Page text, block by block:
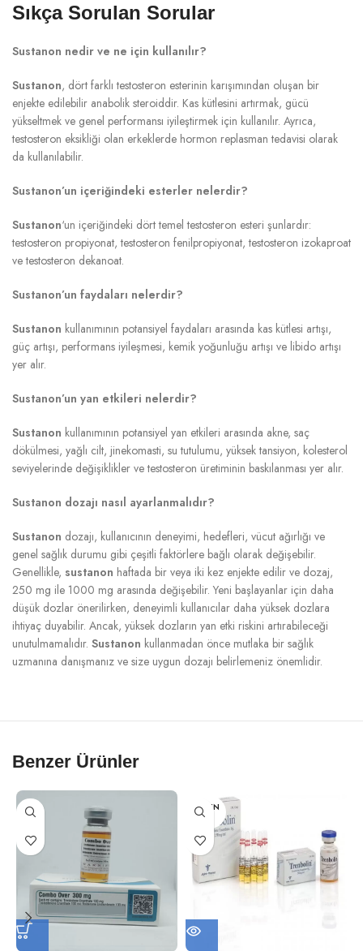
Sıkça Sorulan Sorular
Sustanon nedir ve ne için kullanılır?
Sustanon, dört farklı testosteron esterinin karışımından oluşan bir
enjekte edilebilir anabolik steroiddir. Kas kütlesini artırmak, gücü
yükseltmek ve genel performansı iyileştirmek için kullanılır. Ayrıca,
testosteron eksikliği olan erkeklerde hormon replasman tedavisi olarak
da kullanılabilir.
Sustanon’un içeriğindeki esterler nelerdir?
Sustanon‘un içeriğindeki dört temel testosteron esteri şunlardır:
testosteron propiyonat, testosteron fenilpropiyonat, testosteron izokaproat
ve testosteron dekanoat.
Sustanon’un faydaları nelerdir?
Sustanon kullanımının potansiyel faydaları arasında kas kütlesi artışı,
güç artışı, performans iyileşmesi, kemik yoğunluğu artışı ve libido artışı
yer alır.
Sustanon’un yan etkileri nelerdir?
Sustanon kullanımının potansiyel yan etkileri arasında akne, saç
dökülmesi, yağlı cilt, jinekomasti, su tutulumu, yüksek tansiyon, kolesterol
seviyelerinde değişiklikler ve testosteron üretiminin baskılanması yer alır.
Sustanon dozajı nasıl ayarlanmalıdır?
Sustanon dozajı, kullanıcının deneyimi, hedefleri, vücut ağırlığı ve
genel sağlık durumu gibi çeşitli faktörlere bağlı olarak değişebilir.
Genellikle, sustanon haftada bir veya iki kez enjekte edilir ve dozaj,
250 mg ile 1000 mg arasında değişebilir. Yeni başlayanlar için daha
düşük dozlar önerilirken, deneyimli kullanıcılar daha yüksek dozlara
ihtiyaç duyabilir. Ancak, yüksek dozların yan etki riskini artırabileceği
unutulmamalıdır. Sustanon kullanmadan önce mutlaka bir sağlık
uzmanına danışmanız ve size uygun dozajı belirlemeniz önemlidir.
Benzer Ürünler
TÜKEN
DI